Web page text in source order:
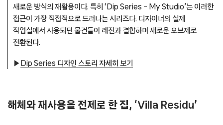
새로운 방식의 재활용이다. 특히 ‘Dip Series – My Studio’는 이러한
접근이 가장 직접적으로 드러나는 시리즈다. 디자이너의 실제
작업실에서 사용되던 물건들이 레진과 결합하며 새로운 오브제로
전환된다.
▶ Dip Series 디자인 스토리 자세히 보기
해체와 재사용을 전제로 한 집, ‘Villa Residu’